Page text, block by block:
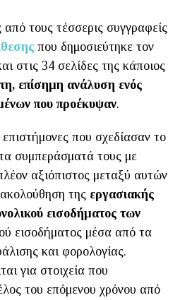
από τους τέσσερις συγγραφείς
που δημοσιεύτηκε τον
στις 34 σελίδες της κάποιος
επίσημη ανάλυση ενός
που προέκυψαν.
επιστήμονες που σχεδίασαν το
συμπεράσματά τους με
αξιόπιστος μεταξύ αυτών
της εργασιακής
εισοδήματος των
εισοδήματος μέσα από τα
και φορολογίας.
για στοιχεία που
του επόμενου χρόνου από